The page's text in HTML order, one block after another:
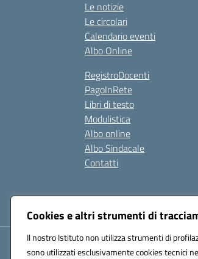
Cookies e altri strumenti di
Il nostro Istituto non utilizza strumenti di
sono utilizzati esclusivamente cookies tecnici
Le notizie
Le circolari
Calendario eventi
Albo Online
RegistroDocenti
PagoInRete
Libri di testo
Modulistica
Albo online
Albo Sindacale
Contatti